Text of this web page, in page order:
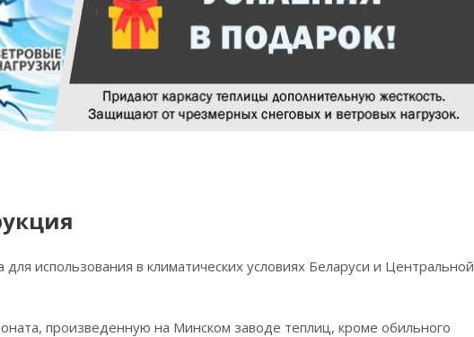
использования в климатических условиях Беларуси и Центральной
произведенную на Минском заводе теплиц, кроме обильного